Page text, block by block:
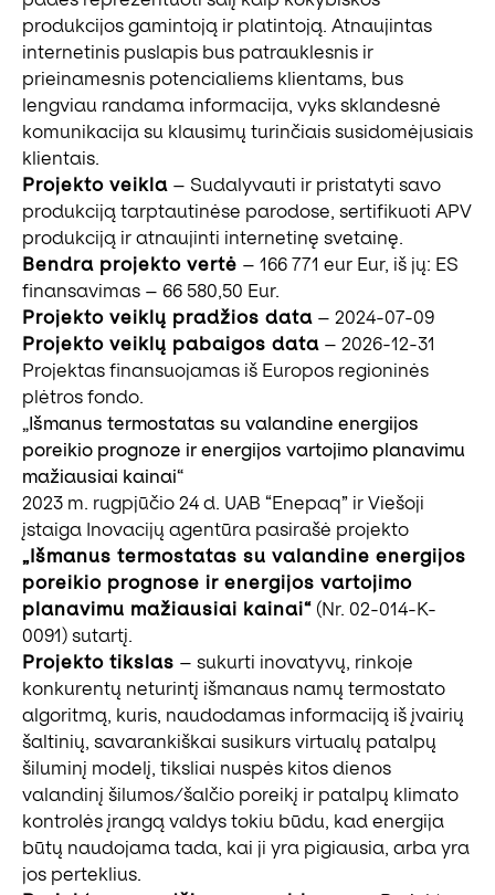
produkcijos gamintoją ir platintoją. Atnaujintas
internetinis puslapis bus patrauklesnis ir
prieinamesnis potencialiems klientams, bus
lengviau randama informacija, vyks sklandesnė
komunikacija su klausimų turinčiais susidomėjusiais
klientais.
Projekto veikla – Sudalyvauti ir pristatyti savo
produkciją tarptautinėse parodose, sertifikuoti APV
produkciją ir atnaujinti internetinę svetainę.
Bendra projekto vertė – 166 771 eur Eur, iš jų: ES
finansavimas – 66 580,50 Eur.
Projekto veiklų pradžios data – 2024-07-09
Projekto veiklų pabaigos data – 2026-12-31
Projektas finansuojamas iš Europos regioninės
plėtros fondo.
„Išmanus termostatas su valandine energijos
poreikio prognoze ir energijos vartojimo planavimu
mažiausiai kainai“
2023 m. rugpjūčio 24 d. UAB “Enepaq” ir Viešoji
įstaiga Inovacijų agentūra pasirašė projekto
„Išmanus termostatas su valandine energijos
poreikio prognose ir energijos vartojimo
planavimu mažiausiai kainai“ (Nr. 02-014-K-
0091) sutartį.
Projekto tikslas – sukurti inovatyvų, rinkoje
konkurentų neturintį išmanaus namų termostato
algoritmą, kuris, naudodamas informaciją iš įvairių
šaltinių, savarankiškai susikurs virtualų patalpų
šiluminį modelį, tiksliai nuspės kitos dienos
valandinį šilumos/šalčio poreikį ir patalpų klimato
kontrolės įrangą valdys tokiu būdu, kad energija
būtų naudojama tada, kai ji yra pigiausia, arba yra
jos perteklius.